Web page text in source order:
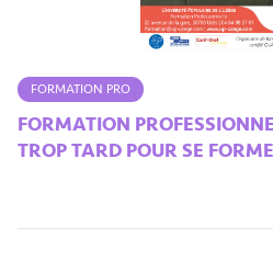
FORMATION PRO
FORMATION
TROP TARD POUR SE